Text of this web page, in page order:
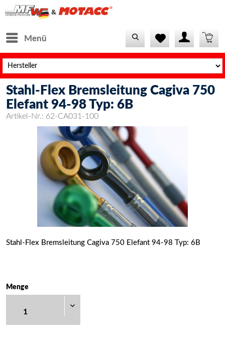
Menü
Stahl-Flex Bremsleitung Cagiva 750
Elefant 94-98 Typ: 6B
Artikel-Nr.: 62-CA031-100
Stahl-Flex Bremsleitung Cagiva 750 Elefant 94-98 Typ: 6B
Menge